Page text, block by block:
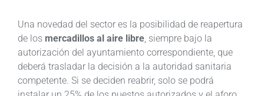
Una novedad del sector es la posibilidad de reapertura
de los mercadillos al aire libre , siempre bajo la
autorización del ayuntamiento correspondiente, que
deberá trasladar la decisión a la autoridad sanitaria
competente. Si se deciden reabrir, solo se podrá